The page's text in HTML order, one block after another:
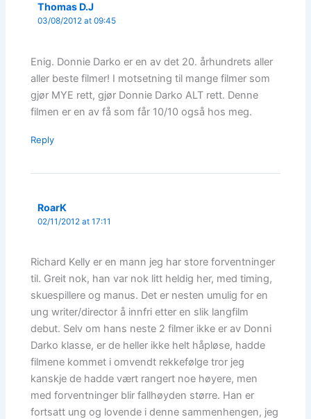
Thomas D.J
03/08/2012 at 09:45
Enig. Donnie Darko er en av det 20. århundrets aller
aller beste filmer! I motsetning til mange filmer som
gjør MYE rett, gjør Donnie Darko ALT rett. Denne
filmen er en av få som får 10/10 også hos meg.
Reply
RoarK
02/11/2012 at 17:11
Richard Kelly er en mann jeg har store forventninger
til. Greit nok, han var nok litt heldig her, med timing,
skuespillere og manus. Det er nesten umulig for en
ung writer/director å innfri etter en slik langfilm
debut. Selv om hans neste 2 filmer ikke er av Donni
Darko klasse, er de heller ikke helt håpløse, hadde
filmene kommet i omvendt rekkefølge tror jeg
kanskje de hadde vært rangert noe høyere, men
med forventninger blir fallhøyden større. Han er
fortsatt ung og lovende i denne sammenhengen, jeg